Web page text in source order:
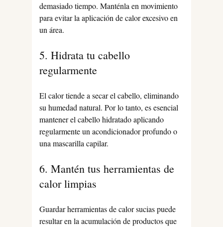
demasiado tiempo. Manténla en movimiento
para evitar la aplicación de calor excesivo en
un área.
5. Hidrata tu cabello
regularmente
El calor tiende a secar el cabello, eliminando
su humedad natural. Por lo tanto, es esencial
mantener el cabello hidratado aplicando
regularmente un acondicionador profundo o
una mascarilla capilar.
6. Mantén tus herramientas de
calor limpias
Guardar herramientas de calor sucias puede
resultar en la acumulación de productos que